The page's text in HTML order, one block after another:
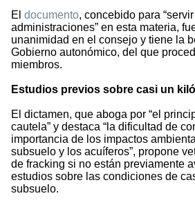
El documento, concebido para
administraciones” en esta materia,
unanimidad en el consejo y tiene la
Gobierno autonómico, del que
miembros.
Estudios previos sobre casi un
El dictamen, que aboga por “el
cautela” y destaca “la dificultad de
importancia de los impactos
subsuelo y los acuíferos”, propone
de fracking si no están previamente
estudios sobre las condiciones de
subsuelo.